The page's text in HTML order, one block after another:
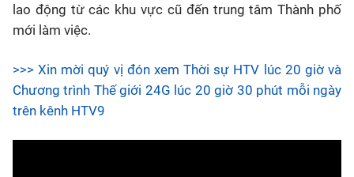
lao động từ các khu vực cũ đến trung tâm Thành phố
mới làm việc.
>>> Xin mời quý vị đón xem Thời sự HTV lúc 20 giờ và
Chương trình Thế giới 24G lúc 20 giờ 30 phút mỗi ngày
trên kênh HTV9